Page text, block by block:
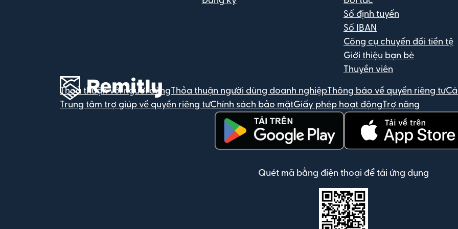
Số định tuyến
Số IBAN
Công cụ chuyển đổi tiền tệ
Giới thiệu bạn bè
Thuyền viên
Thoả thuận với người dùng Thỏa thuận người dùng doanh nghiệp Thông báo về quyền riêng tư
Trung tâm trợ giúp về quyền riêng tưChính sách bảo mậtGiấy phép hoạt động Trợ năng
Quét mã bằng điện thoại để tải ứng dụng